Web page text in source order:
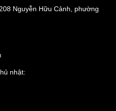
Nguyễn Hữu Cảnh, phường
nhật: